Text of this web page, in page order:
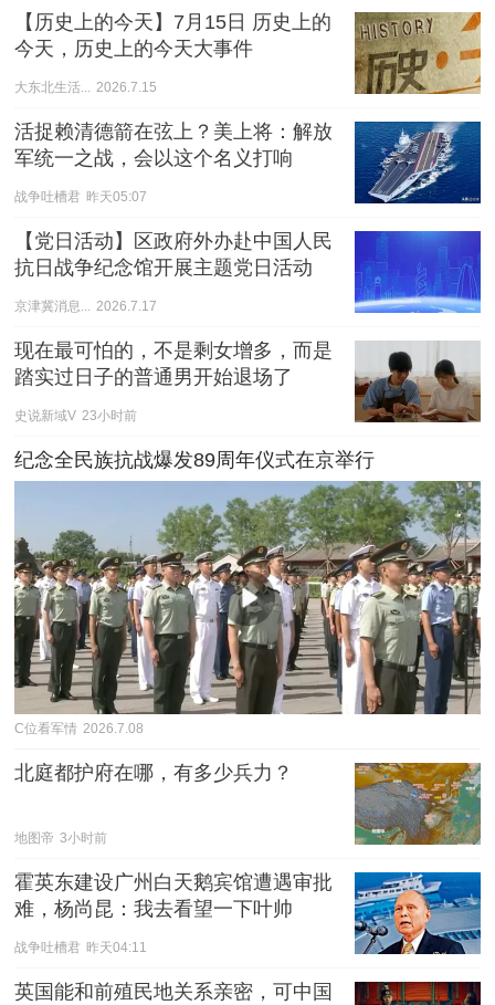
【历史上的今天】7月15日 历史上的
今天，历史上的今天大事件
大东北生活... 2026.7.15
活捉赖清德箭在弦上？美上将：解放
军统一之战，会以这个名义打响
战争吐槽君 昨天05:07
【党日活动】区政府外办赴中国人民
抗日战争纪念馆开展主题党日活动
京津冀消息... 2026.7.17
现在最可怕的，不是剩女增多，而是
踏实过日子的普通男开始退场了
史说新域V 23小时前
纪念全民族抗战爆发89周年仪式在京举行
C位看军情 2026.7.08
北庭都护府在哪，有多少兵力？
地图帝 3小时前
霍英东建设广州白天鹅宾馆遭遇审批
难，杨尚昆：我去看望一下叶帅
战争吐槽君 昨天04:11
英国能和前殖民地关系亲密，可中国